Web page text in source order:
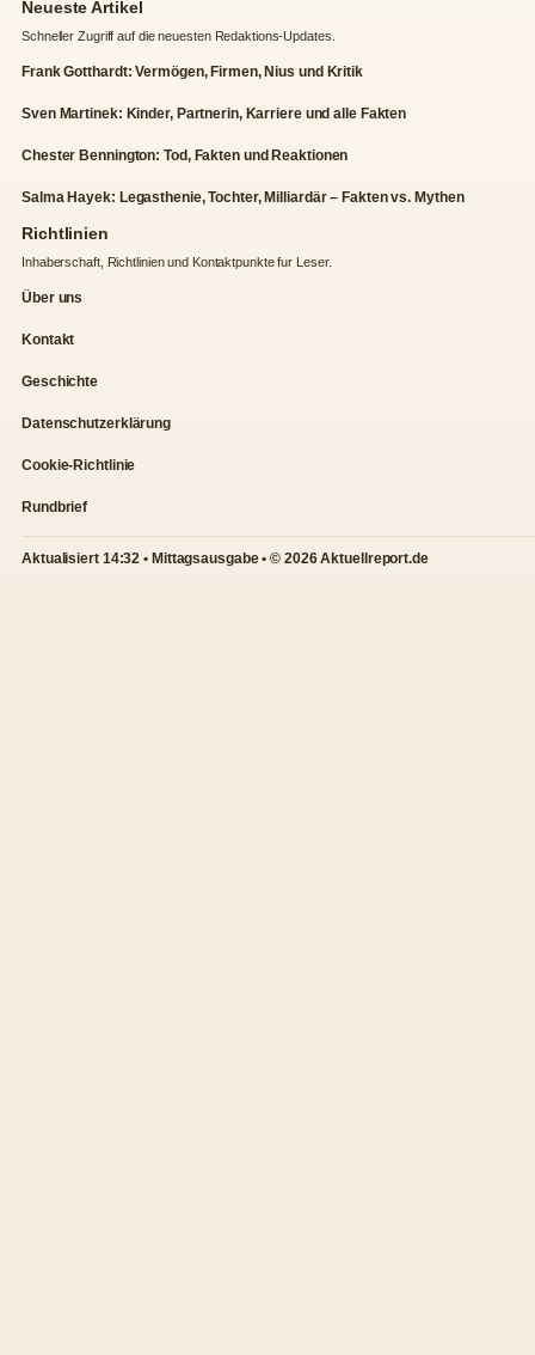
Neueste Artikel
Schneller Zugriff auf die neuesten Redaktions-Updates.
Frank Gotthardt: Vermögen, Firmen, Nius und Kritik
Sven Martinek: Kinder, Partnerin, Karriere und alle Fakten
Chester Bennington: Tod, Fakten und Reaktionen
Salma Hayek: Legasthenie, Tochter, Milliardär – Fakten vs. Mythen
Richtlinien
Inhaberschaft, Richtlinien und Kontaktpunkte fur Leser.
Über uns
Kontakt
Geschichte
Datenschutzerklärung
Cookie-Richtlinie
Rundbrief
Aktualisiert 14:32 • Mittagsausgabe • © 2026 Aktuellreport.de